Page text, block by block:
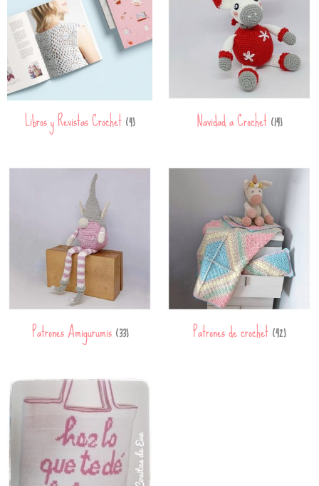
Libros y Revistas Crochet(4) Navidad a Crochet(14)
Patrones Amigurumis(33) Patrones de crochet(42)